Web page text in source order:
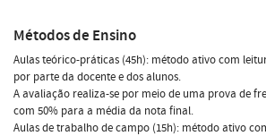
Métodos de Ensino
Aulas teórico-práticas (45h): método ativo com
por parte da docente e dos alunos.
A avaliação realiza-se por meio de uma prova de
com 50% para a média da nota final.
Aulas de trabalho de campo (15h): método ativo